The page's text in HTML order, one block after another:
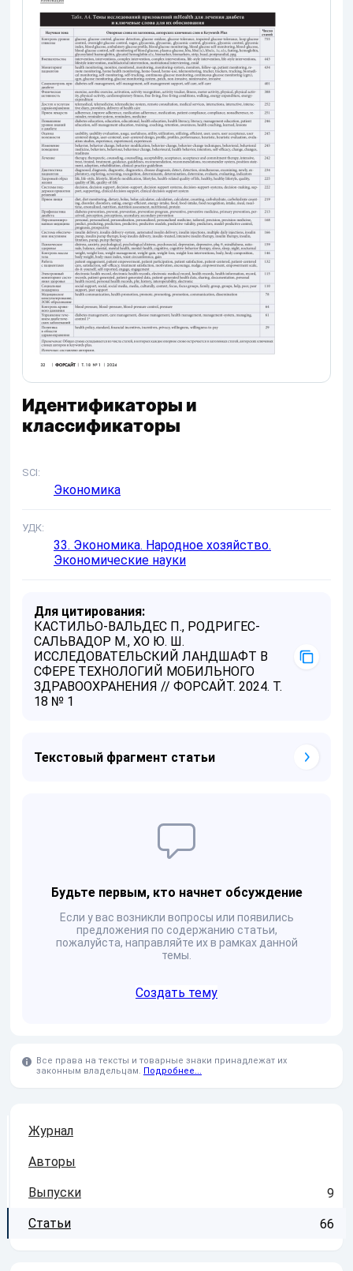
Идентификаторы и
классификаторы
SCI
Экономика
УДК
33. Экономика. Народное хозяйство.
Экономические науки
Для цитирования:
КАСТИЛЬО-ВАЛЬДЕС П., РОДРИГЕС-
САЛЬВАДОР М., ХО Ю. Ш.
ИССЛЕДОВАТЕЛЬСКИЙ ЛАНДШАФТ В
СФЕРЕ ТЕХНОЛОГИЙ МОБИЛЬНОГО
ЗДРАВООХРАНЕНИЯ // ФОРСАЙТ. 2024. Т.
18 № 1
Текстовый фрагмент статьи
Будьте первым, кто начнет обсуждение
Если у вас возникли вопросы или появились
предложения по содержанию статьи,
пожалуйста, направляйте их в рамках данной
темы.
Создать тему
Все права на тексты и товарные знаки принадлежат их
законным владельцам. Подробнее...
Журнал
Авторы
Выпуски 9
Статьи 66